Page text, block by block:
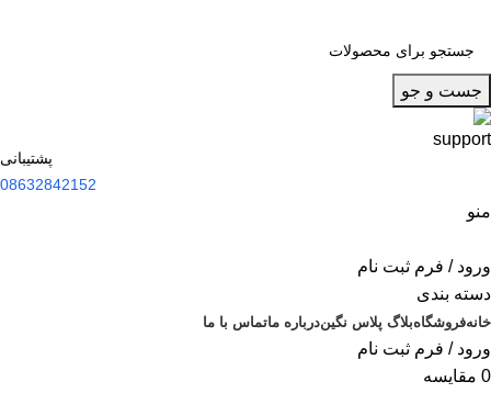
جست و جو
پشتیبانی
08632842152
منو
ورود / فرم ثبت نام
دسته بندی
خانهفروشگاهبلاگ پلاس نگیندرباره ماتماس با ما
ورود / فرم ثبت نام
0 مقایسه